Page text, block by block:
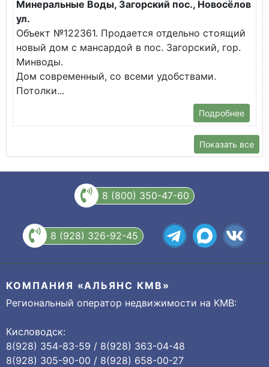
Минеральные Воды, Загорский пос., Новосёлов
ул.
Объект №122361. Продается отдельно стоящий
новый дом с мансардой в пос. Загорский, гор.
Минводы.
Дом современный, со всеми удобствами.
Потолки...
Подробнее
Показать все
8 (800) 350-47-60
8 (928) 326-92-45
КОМПАНИЯ «АЛЬЯНС КМВ»
Региональный оператор недвижимости на КМВ:
Кисловодск:
8(928) 354-83-59 / 8(928) 363-04-48
8(928) 305-90-00 / 8(928) 658-00-27